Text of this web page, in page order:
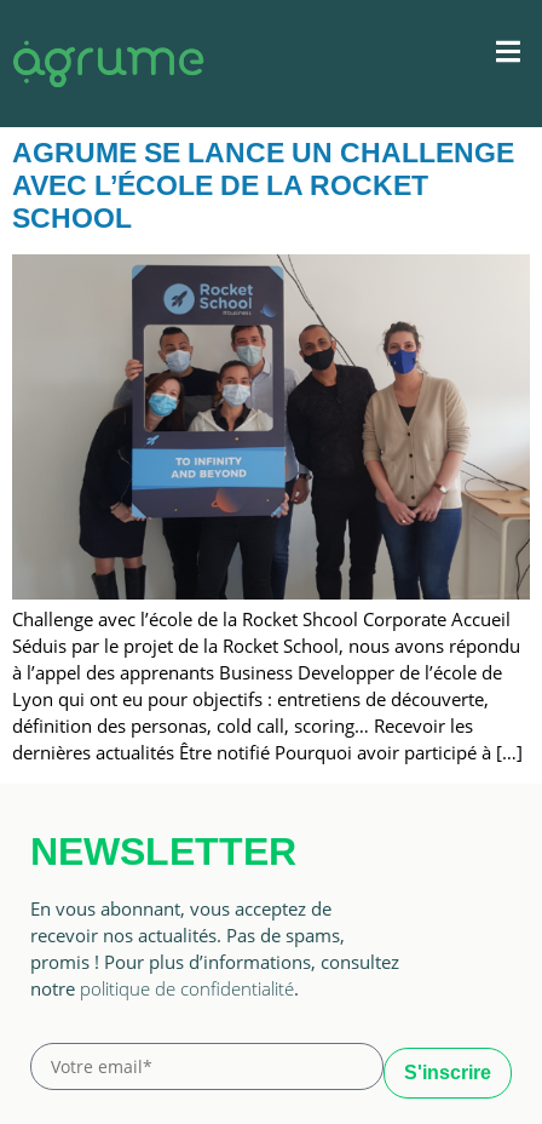
AGRUME SE LANCE UN CHALLENGE
AVEC L’ÉCOLE DE LA ROCKET
SCHOOL
Challenge avec l’école de la Rocket Shcool Corporate Accueil
Séduis par le projet de la Rocket School, nous avons répondu
à l’appel des apprenants Business Developper de l’école de
Lyon qui ont eu pour objectifs : entretiens de découverte,
définition des personas, cold call, scoring… Recevoir les
dernières actualités Être notifié Pourquoi avoir participé à […]
NEWSLETTER
En vous abonnant, vous acceptez de
recevoir nos actualités. Pas de spams,
promis ! Pour plus d’informations, consultez
notre politique de confidentialité.